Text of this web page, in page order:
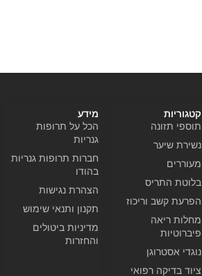
קטגוריות
תוספי תזונה
נשירת שיער
מעוררים
בלוטת התריס
הפרעת קשב וריכוז
מחלות ריאה
פיברוטיות
נוגדי אסטרוגן
ציוד בדיקה רפואי
מידע
הכל על תרופות
גנריות
חברות תרופות גנריות
בהודו
הצהרת נגישות
תקנון ותנאי שימוש
מדיניות ביטולים
והחזרות